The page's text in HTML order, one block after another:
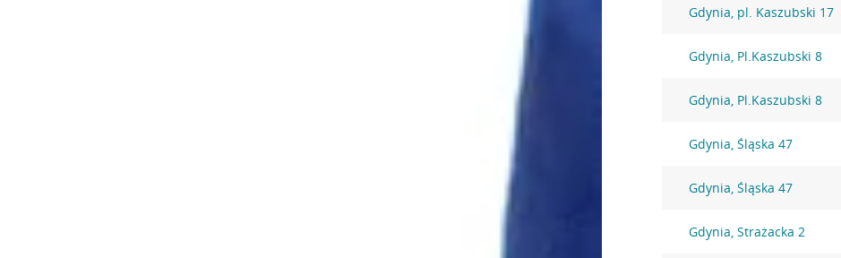
Gdynia, pl. Kaszubski 17
Gdynia, Pl.Kaszubski 8
Gdynia, Pl.Kaszubski 8
Gdynia, Śląska 47
Gdynia, Śląska 47
Gdynia, Strażacka 2